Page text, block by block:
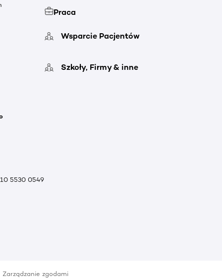
Praca
Wsparcie Pacjentów
Szkoły, Firmy & inne
5530 0549
Zarządzanie zgodami